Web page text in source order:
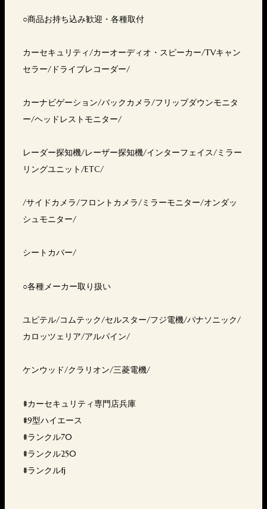
○商品お持ち込み歓迎・各種取付
カーセキュリティ/カーオーディオ・スピーカー/TVキャン
セラー/ドライブレコーダー/
カーナビゲーション/バックカメラ/フリップダウンモニタ
ー/ヘッドレストモニター/
レーダー探知機/レーザー探知機/インターフェイス/ミラー
リングユニット/ETC/
/サイドカメラ/フロントカメラ/ミラーモニター/オンダッ
シュモニター/
シートカバー/
○各種メーカー取り扱い
ユピテル/コムテック/セルスター/フジ電機/パナソニック/
カロッツェリア/アルパイン/
ケンウッド/クラリオン/三菱電機/
#カーセキュリティ専門店兵庫
#9型ハイエース
#ランクル70
#ランクル250
#ランクルfj